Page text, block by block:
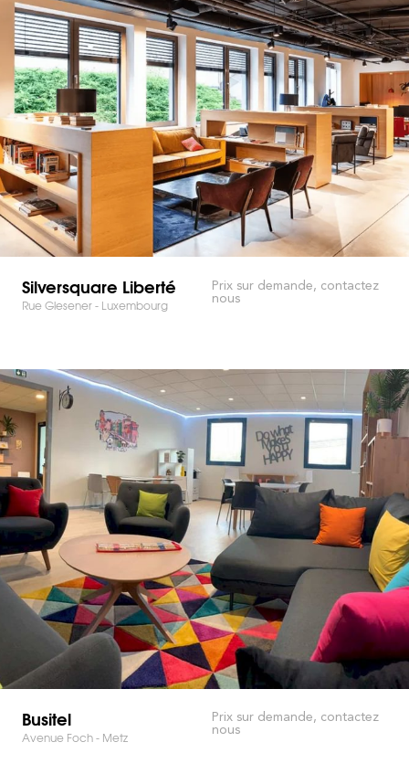
Silversquare Liberté
Rue Glesener - Luxembourg
Prix sur demande, contactez
nous
Busitel
Avenue Foch - Metz
Prix sur demande, contactez
nous